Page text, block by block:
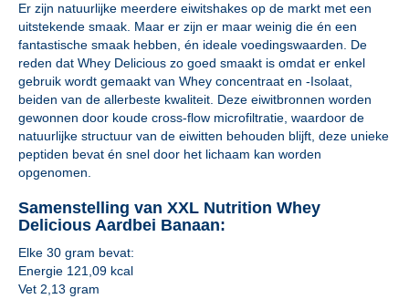
Er zijn natuurlijke meerdere eiwitshakes op de markt met een
uitstekende smaak. Maar er zijn er maar weinig die én een
fantastische smaak hebben, én ideale voedingswaarden. De
reden dat Whey Delicious zo goed smaakt is omdat er enkel
gebruik wordt gemaakt van Whey concentraat en -Isolaat,
beiden van de allerbeste kwaliteit. Deze eiwitbronnen worden
gewonnen door koude cross-flow microfiltratie, waardoor de
natuurlijke structuur van de eiwitten behouden blijft, deze unieke
peptiden bevat én snel door het lichaam kan worden
opgenomen.
Samenstelling van XXL Nutrition Whey
Delicious Aardbei Banaan:
Elke 30 gram bevat:
Energie 121,09 kcal
Vet 2,13 gram